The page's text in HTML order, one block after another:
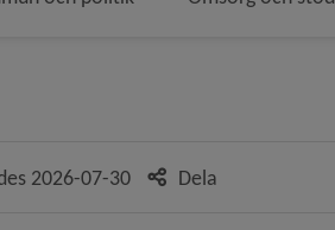
i brödsmulenavigeringen
2026-07-30 Dela